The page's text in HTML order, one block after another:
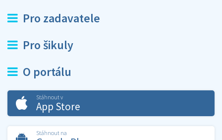
Pro zadavatele
Pro šikuly
O portálu
Stáhnout v
App Store
Stáhnout na